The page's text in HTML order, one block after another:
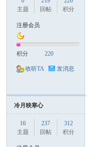
主题
回帖
积分
注册会员
积分 220
收听TA 发消息
冷月映寒心
16
主题
237
回帖
312
积分